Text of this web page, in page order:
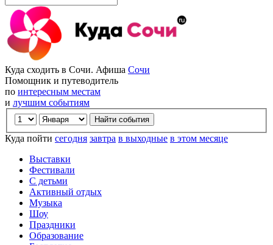
Куда сходить в Сочи. Афиша Сочи
Помощник и путеводитель
по интересным местам
и лучшим событиям
Куда пойти сегодня завтра в выходные в этом месяце
Выставки
Фестивали
С детьми
Активный отдых
Музыка
Шоу
Праздники
Образование